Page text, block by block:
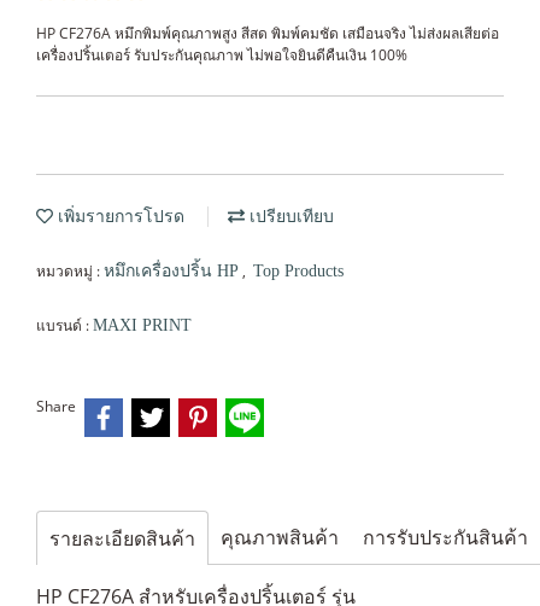
HP CF276A หมึกพิมพ์คุณภาพสูง สีสด พิมพ์คมชัด เสมือนจริง ไม่ส่งผลเสียต่อ
เครื่องปริ้นเตอร์ รับประกันคุณภาพ ไม่พอใจยินดีคืนเงิน 100%
เพิ่มรายการโปรด เปรียบเทียบ
หมวดหมู่ : หมึกเครื่องปริ้น HP , Top Products
แบรนด์ : MAXI PRINT
Share
รายละเอียดสินค้า คุณภาพสินค้า การรับประกันสินค้า
HP CF276A สำหรับเครื่องปริ้นเตอร์ รุ่น